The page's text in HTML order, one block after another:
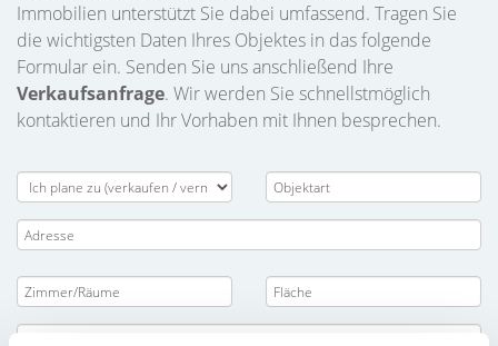
Immobilien unterstützt Sie dabei umfassend. Tragen Sie
die wichtigsten Daten Ihres Objektes in das folgende
Formular ein. Senden Sie uns anschließend Ihre
Verkaufsanfrage. Wir werden Sie schnellstmöglich
kontaktieren und Ihr Vorhaben mit Ihnen besprechen.